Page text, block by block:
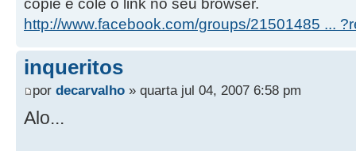
copie e cole o link no seu browser.
http://www.facebook.com/groups/21501485 ...
inqueritos
por decarvalho » quarta jul 04, 2007 6:58 pm
Alo...